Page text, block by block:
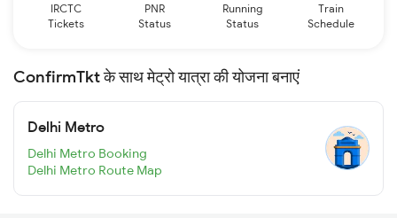
IRCTC
Tickets
PNR
Status
Running
Status
Train
Schedule
ConfirmTkt के साथ मेट्रो यात्रा की योजना बनाएं
Delhi Metro
Delhi Metro Booking
Delhi Metro Route Map